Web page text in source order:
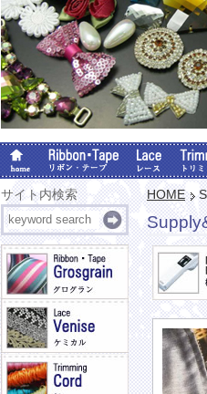
サイト内検索 HOME